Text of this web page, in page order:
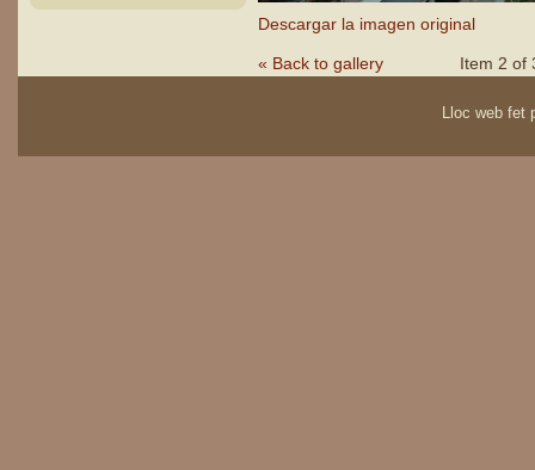
Descargar la imagen original
« Back to gallery Item 2 of
Lloc web fet